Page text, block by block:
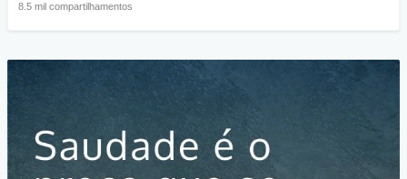
8.5 mil compartilhamentos